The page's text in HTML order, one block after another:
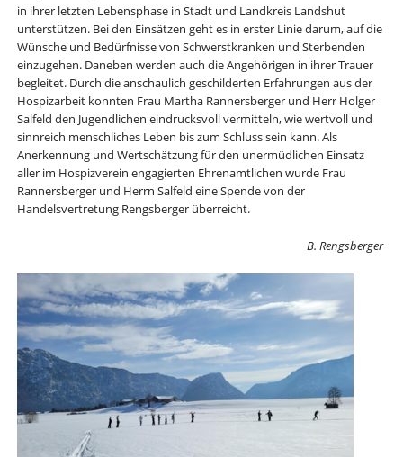
in ihrer letzten Lebensphase in Stadt und Landkreis Landshut
unterstützen. Bei den Einsätzen geht es in erster Linie darum, auf die
Wünsche und Bedürfnisse von Schwerstkranken und Sterbenden
einzugehen. Daneben werden auch die Angehörigen in ihrer Trauer
begleitet. Durch die anschaulich geschilderten Erfahrungen aus der
Hospizarbeit konnten Frau Martha Rannersberger und Herr Holger
Salfeld den Jugendlichen eindrucksvoll vermitteln, wie wertvoll und
sinnreich menschliches Leben bis zum Schluss sein kann.Als
Anerkennung und Wertschätzung für den unermüdlichen Einsatz
aller im Hospizverein engagierten Ehrenamtlichen wurde Frau
Rannersberger und Herrn Salfeld eine Spende von der
Handelsvertretung Rengsberger überreicht.
B. Rengsberger